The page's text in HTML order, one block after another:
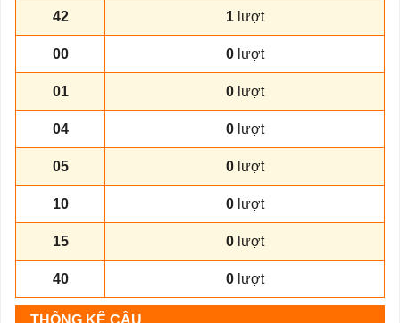
42 1 lượt
00 0 lượt
01 0 lượt
04 0 lượt
05 0 lượt
10 0 lượt
15 0 lượt
40 0 lượt